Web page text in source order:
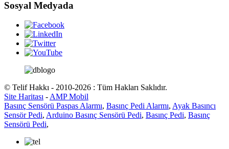
Sosyal Medyada
© Telif Hakkı - 2010-2026 : Tüm Hakları Saklıdır.
Site Haritası -AMP Mobil
Basınç Sensörü Paspas Alarmı, Basınç Pedi Alarmı, Ayak Basıncı
Sensör Pedi, Arduino Basınç Sensörü Pedi, Basınç Pedi, Basınç
Sensörü Pedi,